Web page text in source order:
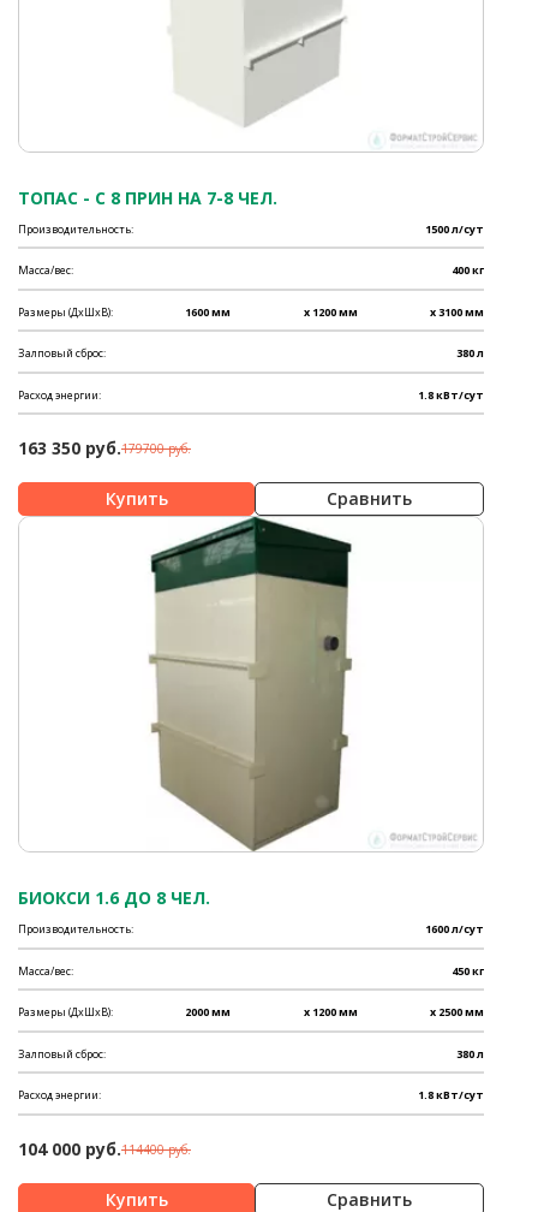
ТОПАС - C 8 ПРИН НА 7-8 ЧЕЛ.
Производительность: 1500 л/сут
Масса/вес: 400 кг
Размеры (ДхШхВ): 1600 мм x 1200 мм x 3100 мм
Залповый сброс: 380 л
Расход энергии: 1.8 кВт/сут
163 350 руб.179700 руб.
Сравнить
БИОКСИ 1.6 ДО 8 ЧЕЛ.
Производительность: 1600 л/сут
Масса/вес: 450 кг
Размеры (ДхШхВ): 2000 мм x 1200 мм x 2500 мм
Залповый сброс: 380 л
Расход энергии: 1.8 кВт/сут
104 000 руб.114400 руб.
Сравнить